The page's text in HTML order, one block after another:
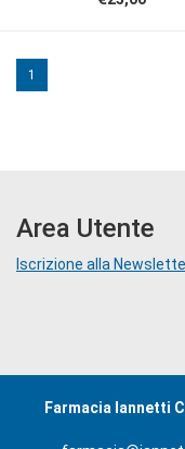
1
Area Utente
Iscrizione alla
Farmacia Iannetti